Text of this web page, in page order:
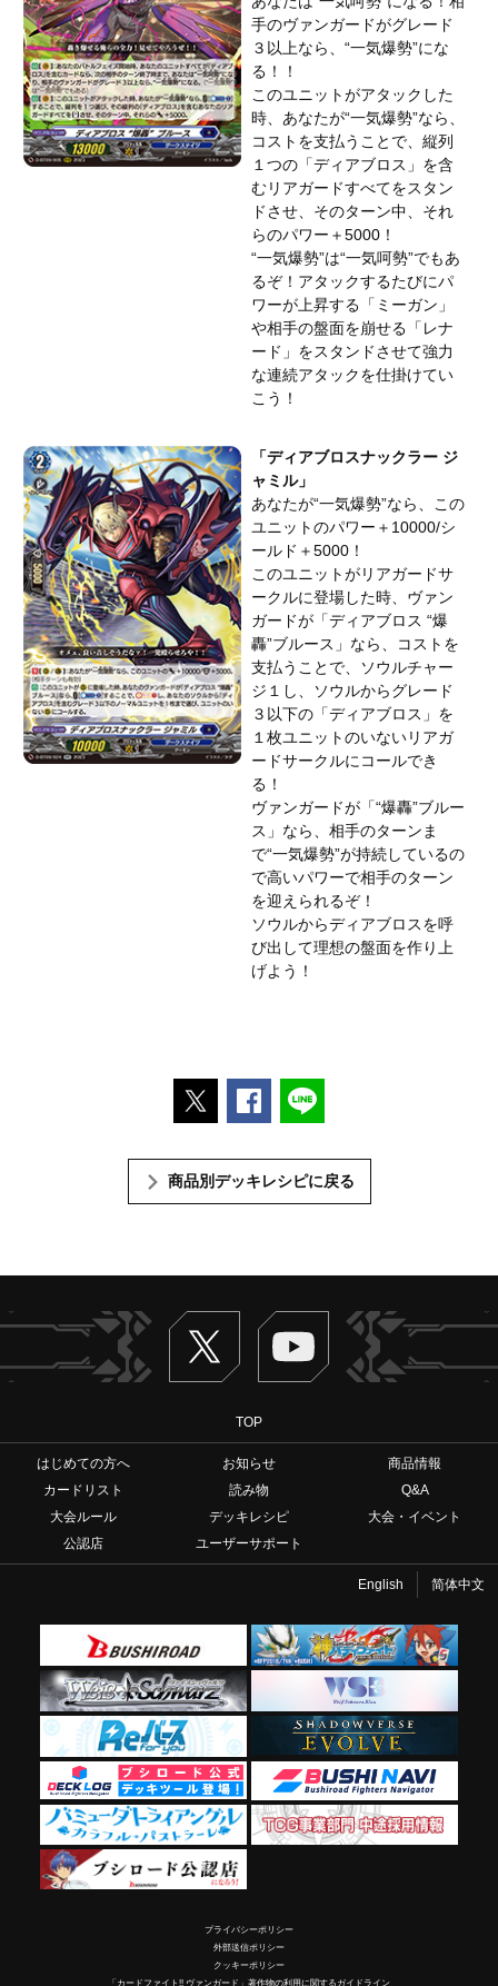
手のヴァンガードがグレード
３以上なら、“一気爆勢”にな
る！！
このユニットがアタックした
時、あなたが“一気爆勢”なら、
コストを支払うことで、縦列
１つの「ディアブロス」を含
むリアガードすべてをスタン
ドさせ、そのターン中、それ
らのパワー＋5000！
“一気爆勢”は“一気呵勢”でもあ
るぞ！アタックするたびにパ
ワーが上昇する「ミーガン」
や相手の盤面を崩せる「レナ
ード」をスタンドさせて強力
な連続アタックを仕掛けてい
こう！
「ディアブロスナックラー ジ
ャミル」
あなたが“一気爆勢”なら、この
ユニットのパワー＋10000/シ
ールド＋5000！
このユニットがリアガードサ
ークルに登場した時、ヴァン
ガードが「ディアブロス “爆
轟”ブルース」なら、コストを
支払うことで、ソウルチャー
ジ１し、ソウルからグレード
３以下の「ディアブロス」を
１枚ユニットのいないリアガ
ードサークルにコールでき
る！
ヴァンガードが「“爆轟”ブルー
ス」なら、相手のターンま
で“一気爆勢”が持続しているの
で高いパワーで相手のターン
を迎えられるぞ！
ソウルからディアブロスを呼
び出して理想の盤面を作り上
げよう！
ポストするFacebookでシェアする
商品別デッキレシピに戻る
Twitter ヴァンガードch
TOP
はじめての方へ お知らせ
商品情報
カードリスト
読み物
Q&A
大会ルール
デッキレシピ
大会・イベント
公認店
ユーザーサポート
English 简体中文
プライバシーポリシー
外部送信ポリシー
クッキーポリシー
「カードファイト!! ヴァンガード」著作物の利用に関するガイドライン